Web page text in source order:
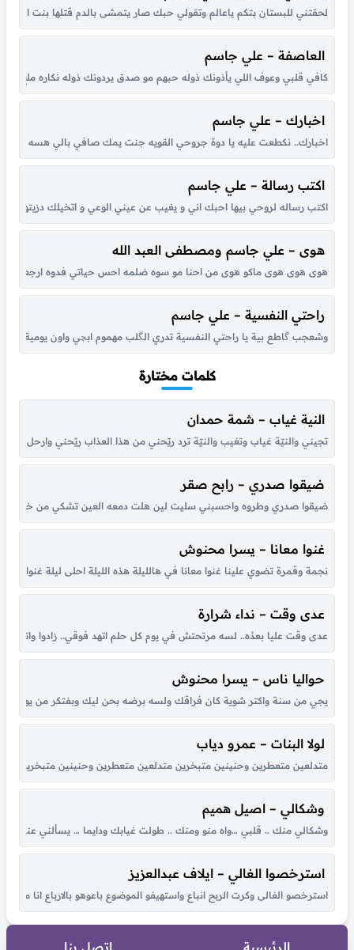
لحقتني للبستان بتكم ياعالم وتقولي حبك صار يتمشى بالدم قتلها بنت
العاصفة – علي جاسم
كافي قلبي وعوف اللي يأذونك ذوله حبهم مو صدق يردونك ذوله نكاره ملح
اخبارك – علي جاسم
اخبارك.. نكطعت عليه يا دوة جروحي القويه جنت يمك صافي بالي هسه حال
اكتب رسالة – علي جاسم
اكتب رساله لروحي بيها احبك اني و يغيب عن عيني الوعي و اتخيلك دزيتها
هوى – علي جاسم ومصطفى العبد الله
هوى هوى هوى ماكو هوى من احنا مو سوه ضلمه احس حياتي فدوه ارجعلي يا
راحتي النفسية – علي جاسم
وشعجب گاطع بية يا راحتي النفسية تدري الگلب مهموم ابچي واون
كلمات مختارة
النية غياب – شمة حمدان
تجيني والنيّة غياب وتغيب والنيّة ترد ريّحني من هذا العذاب ريّحني وارحل
ضيقوا صدري – رابح صقر
ضيقوا صدري وطروه واحسبني سليت لين هلت دمعه العين تشكي من خطاه لي
غنوا معانا – يسرا محنوش
نجمة وقمرة تضوي علينا غنوا معانا في هالليلة هذه الليلة احلى ليلة غنوا معانا
عدى وقت – نداء شرارة
عدى وقت عليا بعدُه.. لسه مرتحتش في يوم كل حلم اتهد فوقي.. زادوا
حواليا ناس – يسرا محنوش
يجي من سنة واكتر شوية كان فراقك ولسه برضه بحن ليك وبفتكر من يوم
لولا البنات – عمرو دياب
متدلعين متعطرين وحنينين متبخرين متدلعين متعطرين وحنينين متبخرين عملوا
وشكالي – اصيل هميم
وشكالي منك .. قلبي …واه منو ومنك .. طولت غيابك ودايما … يسألني عنك
استرخصوا الغالي – ايلاف عبدالعزيز
استرخصو الغالى وكرت الربح انباع واستهيفو الموضوع باعوهو بالارباع انا